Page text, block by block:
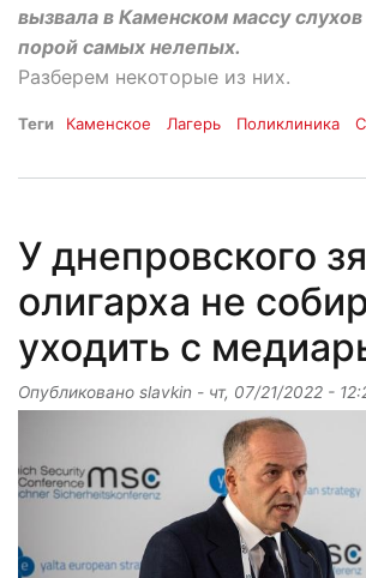
вызвала в Каменском массу
порой самых нелепых.
Разберем некоторые из них.
Теги Каменское Лагерь Поликлиника
У днепровского
олигарха не
уходить с
Опубликовано slavkin - чт, 07/21/2022 -